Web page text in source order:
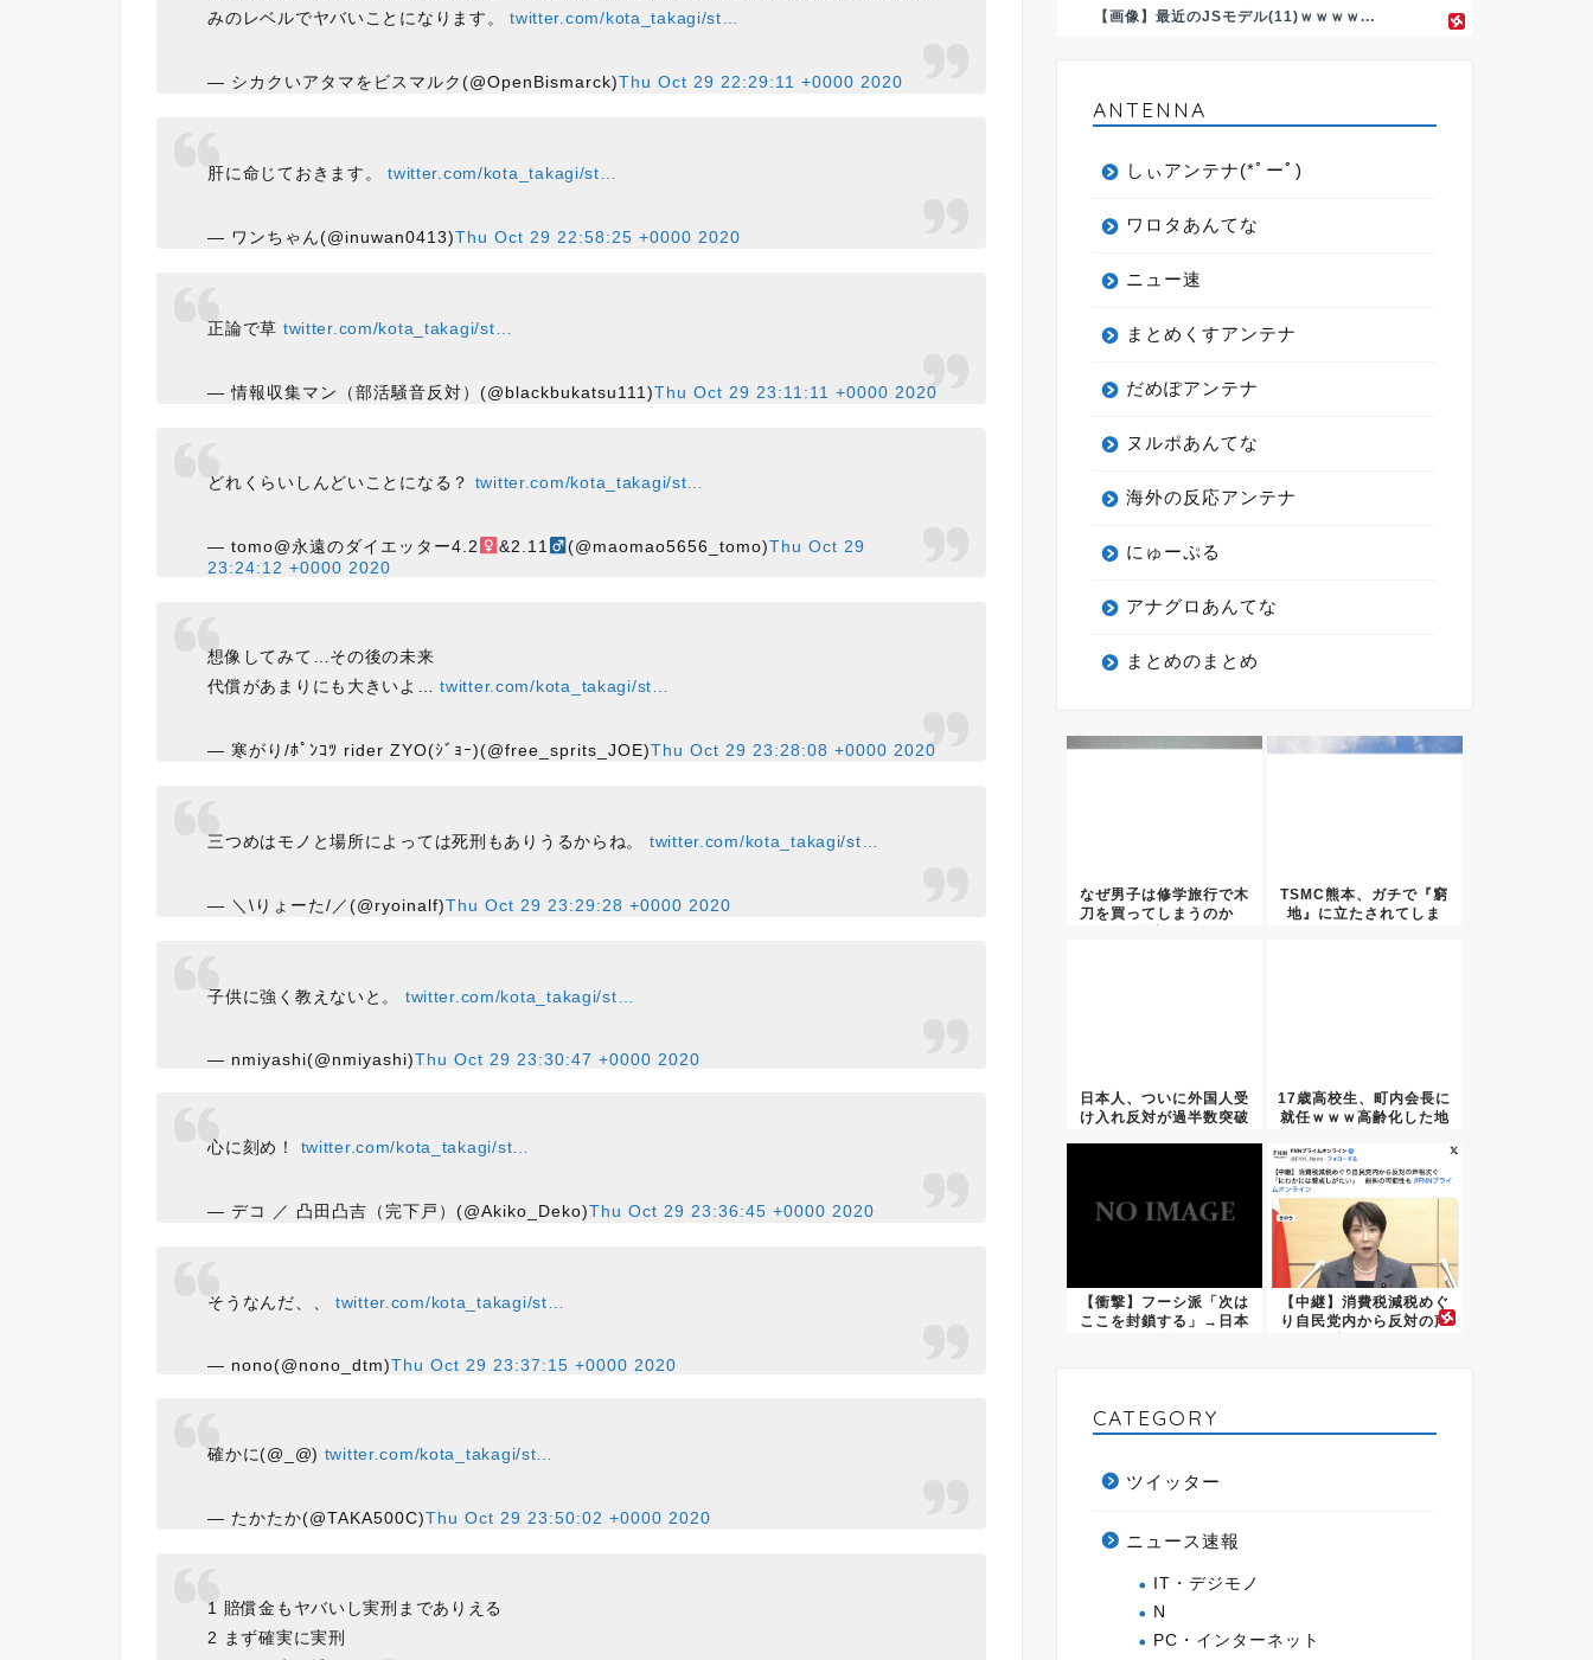
みのレベルでヤバいことになります。twitter.com/kota_takagi/st…
— シカクいアタマをビスマルク(@OpenBismarck)Thu Oct 29 22:29:11 +0000 2020
肝に命じておきます。twitter.com/kota_takagi/st…
— ワンちゃん(@inuwan0413)Thu Oct 29 22:58:25 +0000 2020
正論で草 twitter.com/kota_takagi/st…
— 情報収集マン（部活騒音反対）(@blackbukatsu111)Thu Oct 29 23:11:11 +0000 2020
どれくらいしんどいことになる？ twitter.com/kota_takagi/st…
— tomo@永遠のダイエッター4.2 &2.11 (@maomao5656_tomo)Thu Oct 29
23:24:12 +0000 2020
想像してみて…その後の未来
代償があまりにも大きいよ…twitter.com/kota_takagi/st…
— 寒がり/ﾎﾟﾝｺﾂ rider ZYO(ｼﾞｮｰ)(@free_sprits_JOE)Thu Oct 29 23:28:08 +0000 2020
三つめはモノと場所によっては死刑もありうるからね。 twitter.com/kota_takagi/st…
— ＼\りょーた/／(@ryoinalf)Thu Oct 29 23:29:28 +0000 2020
子供に強く教えないと。 twitter.com/kota_takagi/st…
— nmiyashi(@nmiyashi)Thu Oct 29 23:30:47 +0000 2020
心に刻め！ twitter.com/kota_takagi/st…
— デコ ／ 凸田凸吉（完下戸）(@Akiko_Deko)Thu Oct 29 23:36:45 +0000 2020
そうなんだ、、 twitter.com/kota_takagi/st…
— nono(@nono_dtm)Thu Oct 29 23:37:15 +0000 2020
確かに(@_@) twitter.com/kota_takagi/st…
— たかたか(@TAKA500C)Thu Oct 29 23:50:02 +0000 2020
1 賠償金もヤバいし実刑までありえる
2 まず確実に実刑
【画像】最近のJSモデル(11)ｗｗｗｗ...
ANTENNA
しぃアンテナ(*ﾟーﾟ)
ワロタあんてな
ニュー速
まとめくすアンテナ
だめぽアンテナ
ヌルポあんてな
海外の反応アンテナ
にゅーぷる
アナグロあんてな
まとめのまとめ
なぜ男子は修学旅行で木
刀を買ってしまうのか
TSMC熊本、ガチで『窮
地』に立たされてしま
日本人、ついに外国人受
け入れ反対が過半数突破
17歳高校生、町内会長に
就任ｗｗｗ高齢化した地
【衝撃】フーシ派「次は
ここを封鎖する」→日本
【中継】消費税減税めぐ
り自民党内から反対の声
CATEGORY
ツイッター
ニュース速報
IT・デジモノ
N
PC・インターネット